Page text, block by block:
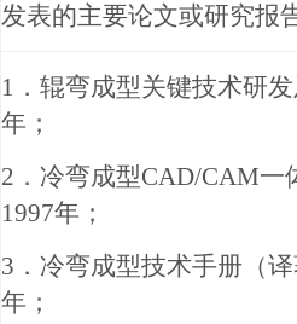
发表的主要论文或研究报
1 ．辊弯成型关键技术研
年；
2 ．冷弯成型CAD/CAM一
1997年；
3 ．冷弯成型技术手册（
年；